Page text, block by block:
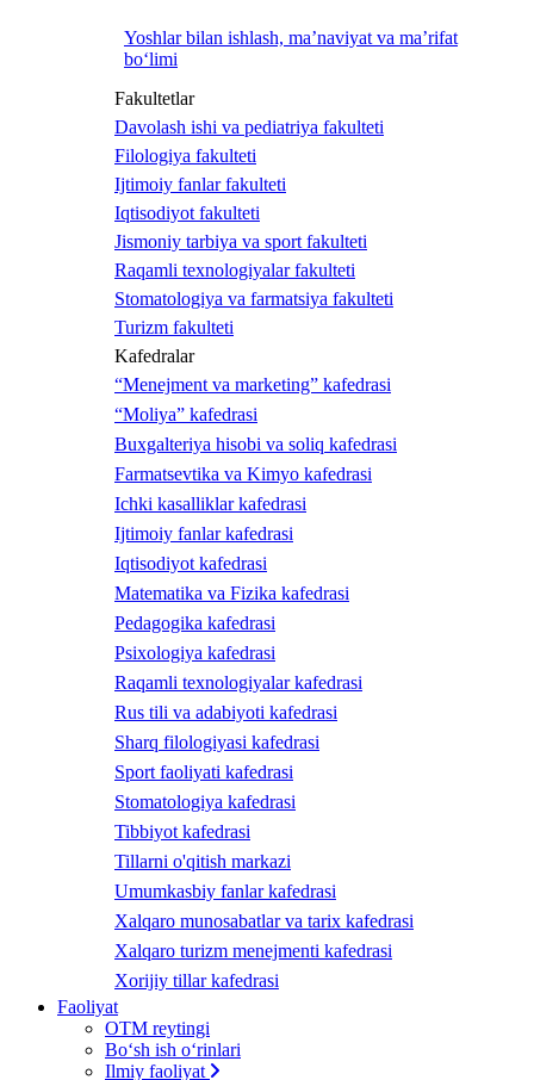
Yoshlar bilan ishlash, ma’naviyat va ma’rifat
bo‘limi
Fakultetlar
Davolash ishi va pediatriya fakulteti
Filologiya fakulteti
Ijtimoiy fanlar fakulteti
Iqtisodiyot fakulteti
Jismoniy tarbiya va sport fakulteti
Raqamli texnologiyalar fakulteti
Stomatologiya va farmatsiya fakulteti
Turizm fakulteti
Kafedralar
“Menejment va marketing” kafedrasi
“Moliya” kafedrasi
Buxgalteriya hisobi va soliq kafedrasi
Farmatsevtika va Kimyo kafedrasi
Ichki kasalliklar kafedrasi
Ijtimoiy fanlar kafedrasi
Iqtisodiyot kafedrasi
Matematika va Fizika kafedrasi
Pedagogika kafedrasi
Psixologiya kafedrasi
Raqamli texnologiyalar kafedrasi
Rus tili va adabiyoti kafedrasi
Sharq filologiyasi kafedrasi
Sport faoliyati kafedrasi
Stomatologiya kafedrasi
Tibbiyot kafedrasi
Tillarni o'qitish markazi
Umumkasbiy fanlar kafedrasi
Xalqaro munosabatlar va tarix kafedrasi
Xalqaro turizm menejmenti kafedrasi
Xorijiy tillar kafedrasi
Faoliyat
OTM reytingi
Bo‘sh ish o‘rinlari
Ilmiy faoliyat